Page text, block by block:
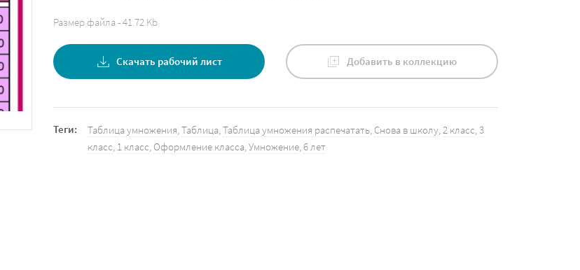
Размер файла - 41.72 Kb
Скачать рабочий лист Добавить в коллекцию
Теги: Таблица умножения Таблица Таблица умножения распечатать Снова в школу 2 класс 3
класс 1 класс Оформление класса Умножение 6 лет